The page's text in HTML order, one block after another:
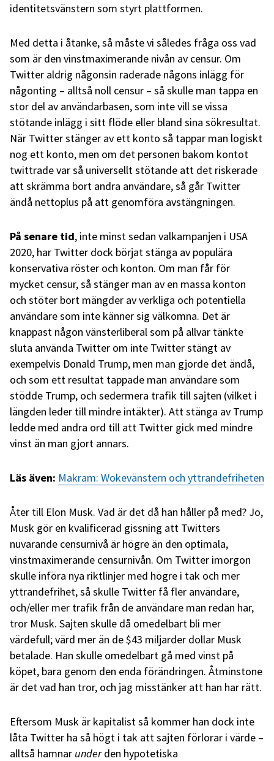
identitetsvänstern som styrt plattformen.
Med detta i åtanke, så måste vi således fråga oss vad
som är den vinstmaximerande nivån av censur. Om
Twitter aldrig någonsin raderade någons inlägg för
någonting – alltså noll censur – så skulle man tappa en
stor del av användarbasen, som inte vill se vissa
stötande inlägg i sitt flöde eller bland sina sökresultat.
När Twitter stänger av ett konto så tappar man logiskt
nog ett konto, men om det personen bakom kontot
twittrade var så universellt stötande att det riskerade
att skrämma bort andra användare, så går Twitter
ändå nettoplus på att genomföra avstängningen.
På senare tid, inte minst sedan valkampanjen i USA
2020, har Twitter dock börjat stänga av populära
konservativa röster och konton. Om man får för
mycket censur, så stänger man av en massa konton
och stöter bort mängder av verkliga och potentiella
användare som inte känner sig välkomna. Det är
knappast någon vänsterliberal som på allvar tänkte
sluta använda Twitter om inte Twitter stängt av
exempelvis Donald Trump, men man gjorde det ändå,
och som ett resultat tappade man användare som
stödde Trump, och sedermera trafik till sajten (vilket i
längden leder till mindre intäkter). Att stänga av Trump
ledde med andra ord till att Twitter gick med mindre
vinst än man gjort annars.
Läs även: Makram: Wokevänstern och yttrandefriheten
Åter till Elon Musk. Vad är det då han håller på med? Jo,
Musk gör en kvalificerad gissning att Twitters
nuvarande censurnivå är högre än den optimala,
vinstmaximerande censurnivån. Om Twitter imorgon
skulle införa nya riktlinjer med högre i tak och mer
yttrandefrihet, så skulle Twitter få fler användare,
och/eller mer trafik från de användare man redan har,
tror Musk. Sajten skulle då omedelbart bli mer
värdefull; värd mer än de $43 miljarder dollar Musk
betalade. Han skulle omedelbart gå med vinst på
köpet, bara genom den enda förändringen. Åtminstone
är det vad han tror, och jag misstänker att han har rätt.
Eftersom Musk är kapitalist så kommer han dock inte
låta Twitter ha så högt i tak att sajten förlorar i värde –
alltså hamnar underden hypotetiska